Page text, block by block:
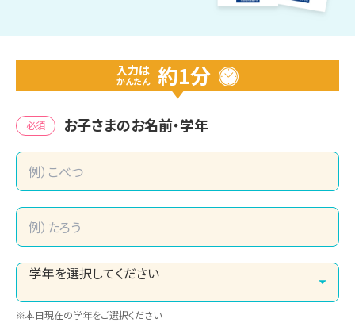
入力は
かんたん 約1分
必須 お子さまのお名前・学年
※本日現在の学年をご選択ください